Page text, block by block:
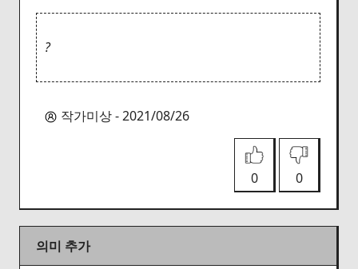
?
작가미상 - 2021/08/26
0 0
의미 추가